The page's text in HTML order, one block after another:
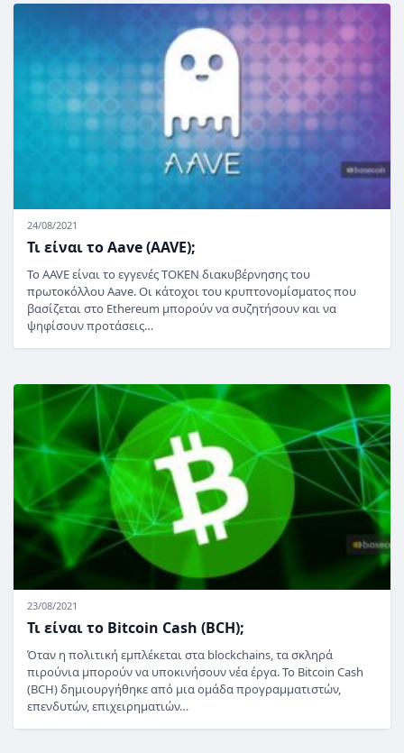
24/08/2021
Τι είναι το Aave (AAVE);
Το AAVE είναι το εγγενές TOKEN διακυβέρνησης του
πρωτοκόλλου Aave. Οι κάτοχοι του κρυπτονομίσματος που
βασίζεται στο Ethereum μπορούν να συζητήσουν και να
ψηφίσουν προτάσεις…
23/08/2021
Τι είναι το Bitcoin Cash (BCH);
Όταν η πολιτική εμπλέκεται στα blockchains, τα σκληρά
πιρούνια μπορούν να υποκινήσουν νέα έργα. Το Bitcoin Cash
(BCH) δημιουργήθηκε από μια ομάδα προγραμματιστών,
επενδυτών, επιχειρηματιών…